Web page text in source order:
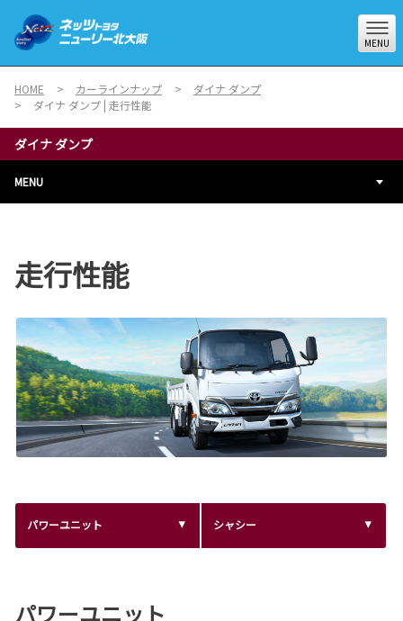
MENU
HOME カーラインナップ
ダイナ ダンプ
ダイナ ダンプ | 走行性能
ダイナ ダンプ
MENU
走行性能
パワーユニット シャシー
パワーユニット